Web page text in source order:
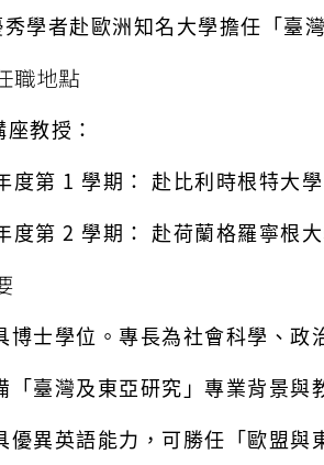
學者赴歐洲知名大學擔任「臺
職地點
座教授：
第 1 學期： 赴比利時根特大學
第 2 學期： 赴荷蘭格羅寧根
博士學位。專長為社會科學、政
「臺灣及東亞研究」專業背景與
優異英語能力，可勝任「歐盟與